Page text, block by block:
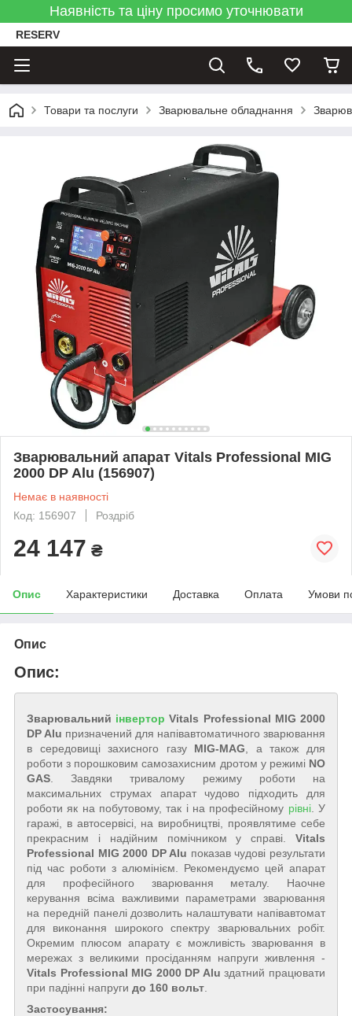
Наявність та ціну просимо уточнювати
RESERV
Товари та послуги Зварювальне обладнання
Зварювальний апарат Vitals Professional MIG
2000 DP Alu (156907)
Немає в наявності
Код: 156907
Роздріб
24 147 ₴
Опис Характеристики Доставка Оплата Умови
Опис
Опис:
Зварювальний інвертор Vitals Professional MIG 2000
DP Alu призначений для напівавтоматичного зварювання
в середовищі захисного газу MIG-MAG, а також для
роботи з порошковим самозахисним дротом у режимі NO
GAS. Завдяки тривалому режиму роботи на
максимальних струмах апарат чудово підходить для
роботи як на побутовому, так і на професійному рівні. У
гаражі, в автосервісі, на виробництві, проявлятиме себе
прекрасним і надійним помічником у справі. Vitals
Professional MIG 2000 DP Alu показав чудові результати
під час роботи з алюмінієм. Рекомендуємо цей апарат
для професійного зварювання металу. Наочне
керування всіма важливими параметрами зварювання
на передній панелі дозволить налаштувати напівавтомат
для виконання широкого спектру зварювальних робіт.
Окремим плюсом апарату є можливість зварювання в
мережах з великими просіданням напруги живлення -
Vitals Professional MIG 2000 DP Alu здатний працювати
при падінні напруги до 160 вольт.
Застосування: